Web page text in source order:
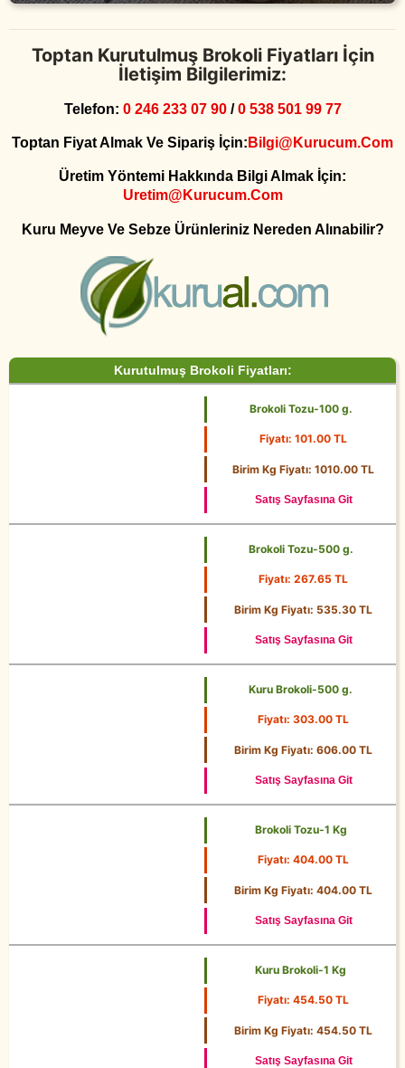
Toptan Kurutulmuş Brokoli Fiyatları İçin
İletişim Bilgilerimiz:
Telefon: 0 246 233 07 90/0 538 501 99 77
Toptan Fiyat Almak Ve Sipariş İçin:Bilgi@kurucum.com
Üretim Yöntemi Hakkında Bilgi Almak İçin:
Uretim@kurucum.com
Kuru Meyve Ve Sebze Ürünleriniz Nereden Alınabilir?
Kurutulmuş Brokoli Fiyatları:
Brokoli Tozu-100 g.
Fiyatı: 101.00 TL
Birim Kg Fiyatı: 1010.00 TL
Satış Sayfasına Git
Brokoli Tozu-500 g.
Fiyatı: 267.65 TL
Birim Kg Fiyatı: 535.30 TL
Satış Sayfasına Git
Kuru Brokoli-500 g.
Fiyatı: 303.00 TL
Birim Kg Fiyatı: 606.00 TL
Satış Sayfasına Git
Brokoli Tozu-1 Kg
Fiyatı: 404.00 TL
Birim Kg Fiyatı: 404.00 TL
Satış Sayfasına Git
Kuru Brokoli-1 Kg
Fiyatı: 454.50 TL
Birim Kg Fiyatı: 454.50 TL
Satış Sayfasına Git